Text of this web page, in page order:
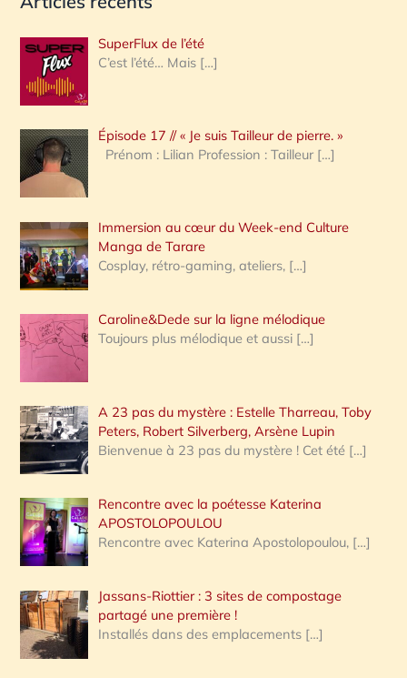
c
e
r
c
h
e
:
SuperFlux de l’été
C’est l’été… Mais […]
Épisode 17 // « Je suis Tailleur de pierre. »
Prénom : Lilian Profession : Tailleur […]
Immersion au cœur du Week-end Culture
Manga de Tarare
Cosplay, rétro-gaming, ateliers, […]
Caroline&Dede sur la ligne mélodique
Toujours plus mélodique et aussi […]
A 23 pas du mystère : Estelle Tharreau, Toby
Peters, Robert Silverberg, Arsène Lupin
Bienvenue à 23 pas du mystère ! Cet été […]
Rencontre avec la poétesse Katerina
APOSTOLOPOULOU
Rencontre avec Katerina Apostolopoulou, […]
Jassans-Riottier : 3 sites de compostage
partagé une première !
Installés dans des emplacements […]